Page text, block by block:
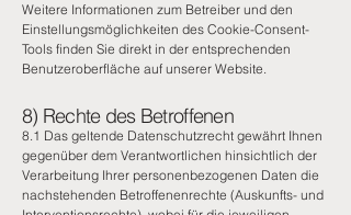
Weitere Informationen zum Betreiber und den
Einstellungsmöglichkeiten des Cookie-Consent-
Tools finden Sie direkt in der entsprechenden
Benutzeroberfläche auf unserer Website.
8) Rechte des Betroffenen
8.1 Das geltende Datenschutzrecht gewährt Ihnen
gegenüber dem Verantwortlichen hinsichtlich der
Verarbeitung Ihrer personenbezogenen Daten die
nachstehenden Betroffenenrechte (Auskunfts- und